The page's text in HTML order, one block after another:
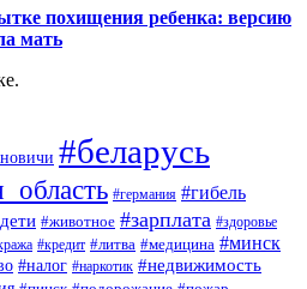
похищения ребенка: версию
мать
#беларусь
#германия #гибель
#животное #зарплата #здоровье
#кредит #литва #медицина #минск
#налог #наркотик #недвижимость